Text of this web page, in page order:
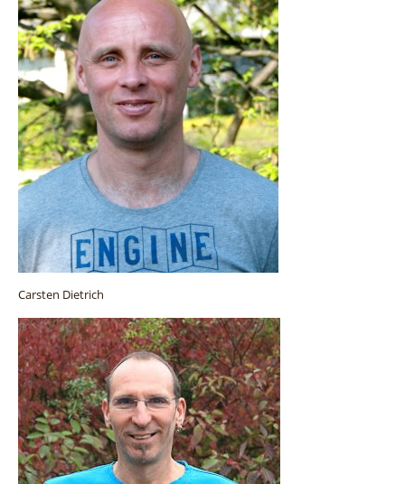
Carsten Dietrich